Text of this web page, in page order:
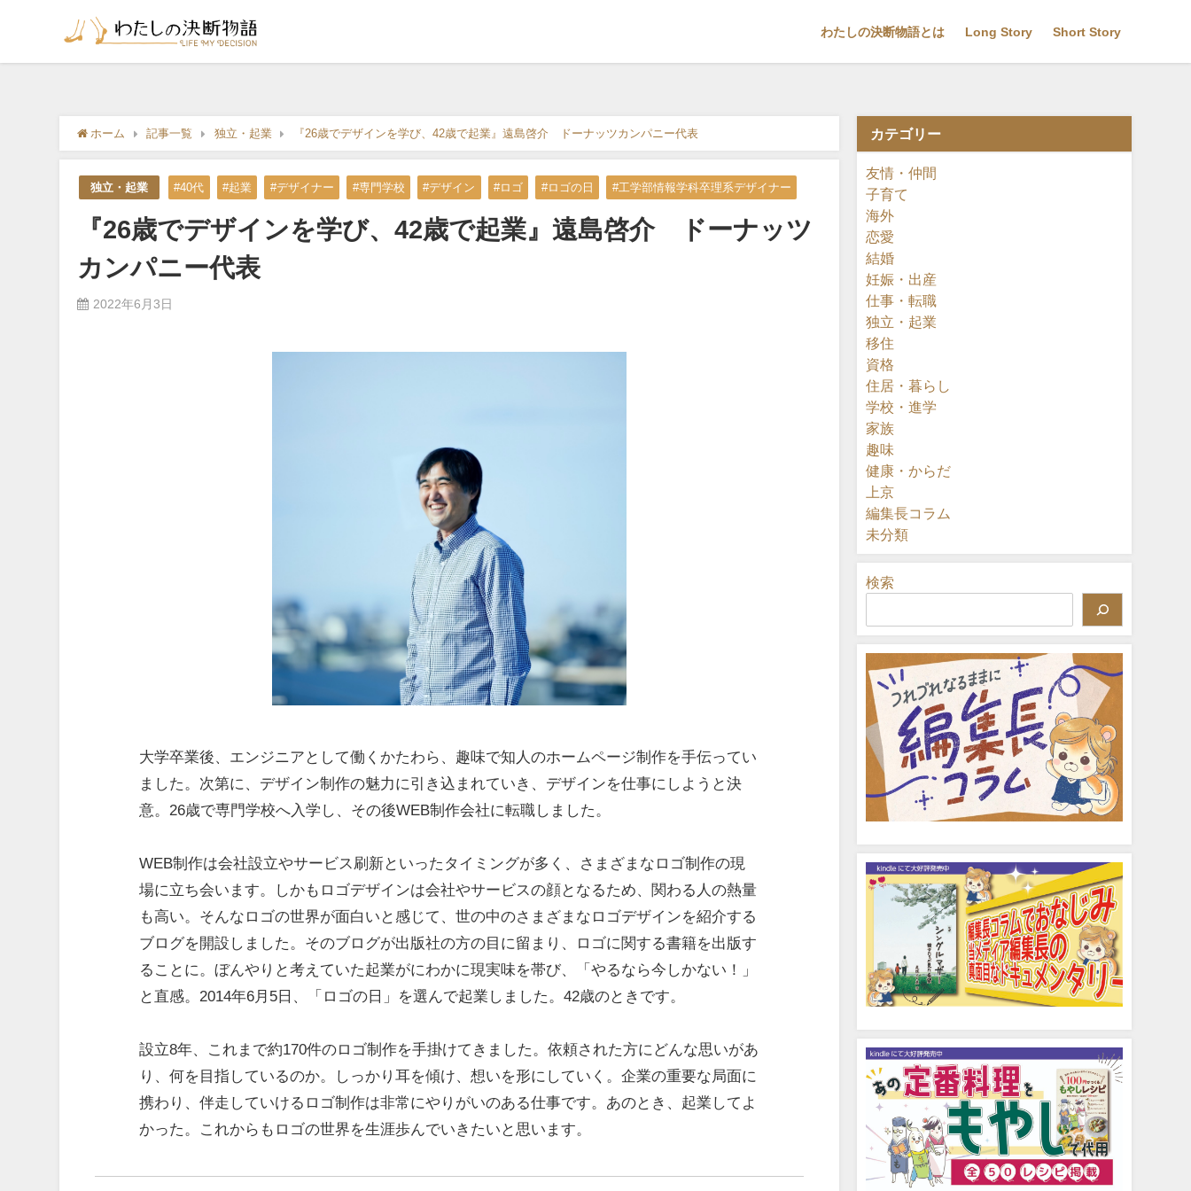
わたしの決断物語とは Long Story Short Story
ホーム 記事一覧 独立・起業 『26歳でデザインを学び、42歳で起業』遠島啓介 ドーナッツカンパニー代表
独立・起業 #40代 #起業 #デザイナー #専門学校 #デザイン #ロゴ #ロゴの日 #工学部情報学科卒理系デザイナー
『26歳でデザインを学び、42歳で起業』遠島啓介 ドーナッツ
カンパニー代表
2022年6月3日
大学卒業後、エンジニアとして働くかたわら、趣味で知人のホームページ制作を手伝ってい
ました。次第に、デザイン制作の魅力に引き込まれていき、デザインを仕事にしようと決
意。26歳で専門学校へ入学し、その後WEB制作会社に転職しました。
WEB制作は会社設立やサービス刷新といったタイミングが多く、さまざまなロゴ制作の現
場に立ち会います。しかもロゴデザインは会社やサービスの顔となるため、関わる人の熱量
も高い。そんなロゴの世界が面白いと感じて、世の中のさまざまなロゴデザインを紹介する
ブログを開設しました。そのブログが出版社の方の目に留まり、ロゴに関する書籍を出版す
ることに。ぼんやりと考えていた起業がにわかに現実味を帯び、「やるなら今しかない！」
と直感。2014年6月5日、「ロゴの日」を選んで起業しました。42歳のときです。
設立8年、これまで約170件のロゴ制作を手掛けてきました。依頼された方にどんな思いがあ
り、何を目指しているのか。しっかり耳を傾け、想いを形にしていく。企業の重要な局面に
携わり、伴走していけるロゴ制作は非常にやりがいのある仕事です。あのとき、起業してよ
かった。これからもロゴの世界を生涯歩んでいきたいと思います。
カテゴリー
友情・仲間
子育て
海外
恋愛
結婚
妊娠・出産
仕事・転職
独立・起業
移住
資格
住居・暮らし
学校・進学
家族
趣味
健康・からだ
上京
編集長コラム
未分類
検索